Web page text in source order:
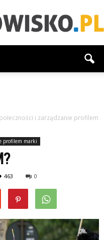
i zarządzanie profilem
profilem marki
463 0